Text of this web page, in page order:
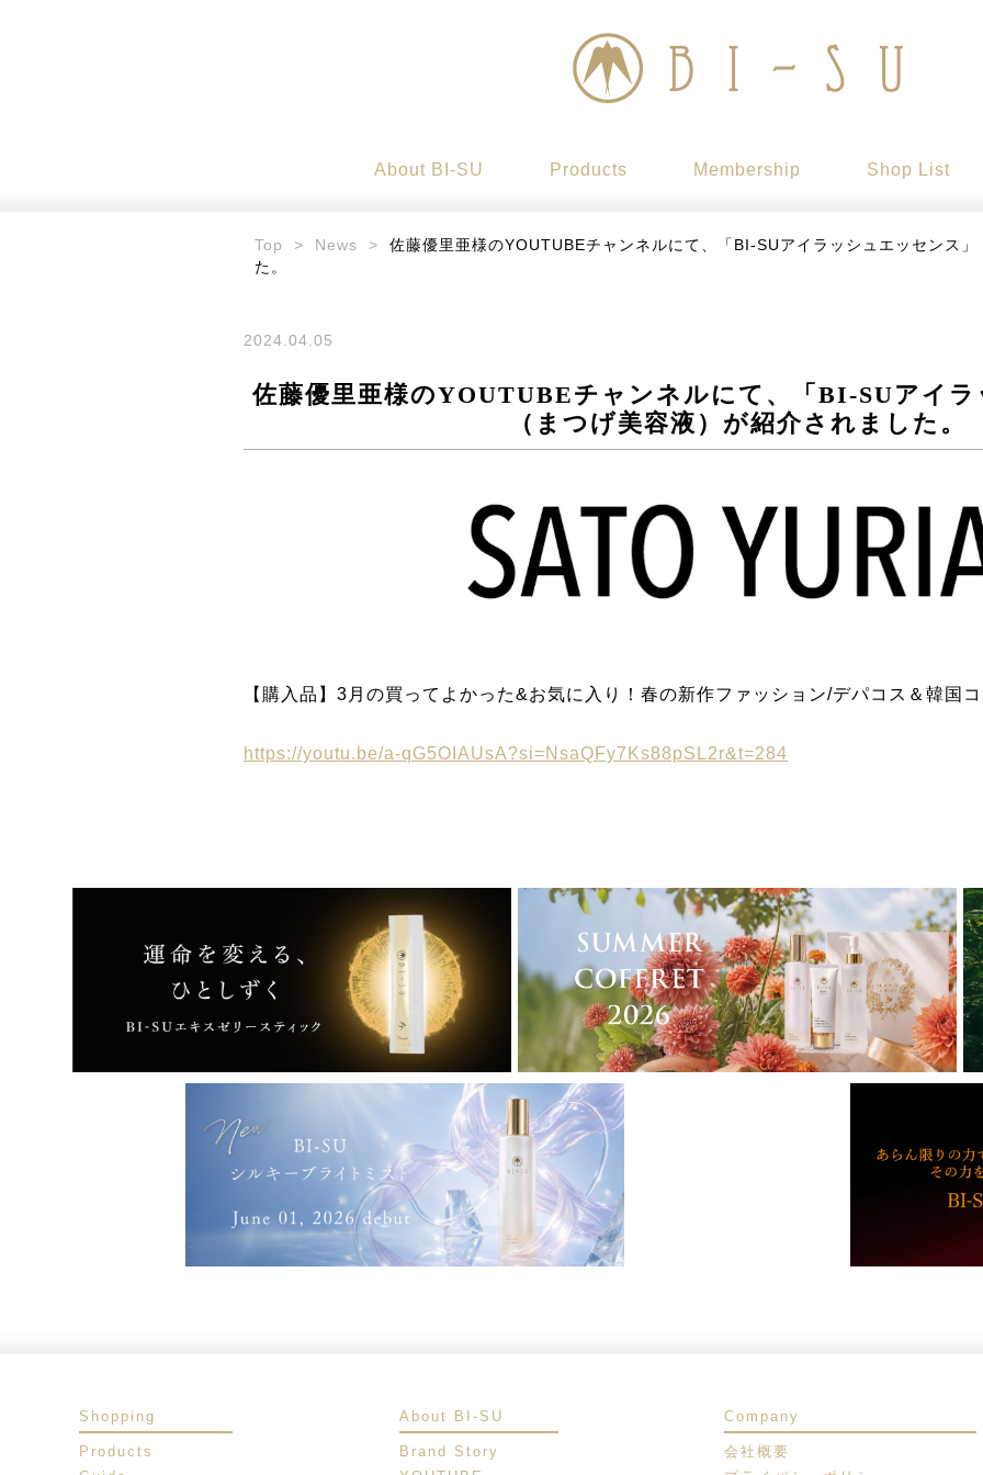
About BI-SU Products Membership Shop List
Top > News >
佐藤優里亜様のYOUTUBEチャンネルにて、「BI-SUアイラッシュエッセンス
た。
2024.04.05
佐藤優里亜様のYOUTUBEチャンネルにて、「BI-SUアイ
（まつげ美容液）が紹介されました。
【購入品】3月の買ってよかった&お気に入り！春の新作ファッション/デパコス＆韓国
https://youtu.be/a-qG5OIAUsA?si=NsaQFy7Ks88pSL2r&t=284
Shopping
Products
About BI-SU
Brand Story
Company
会社概要